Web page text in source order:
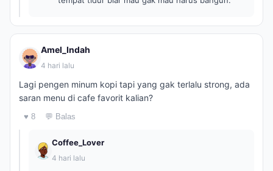
Amel_Indah
4 hari lalu
Lagi pengen minum kopi tapi yang gak terlalu strong, ada
saran menu di cafe favorit kalian?
♥ 8 💬 Balas
Coffee_Lover
4 hari lalu